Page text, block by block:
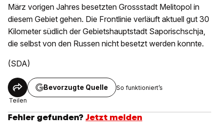
März vorigen Jahres besetzten Grossstadt Melitopol in
diesem Gebiet gehen. Die Frontlinie verläuft aktuell gut 30
Kilometer südlich der Gebietshauptstadt Saporischschja,
die selbst von den Russen nicht besetzt werden konnte.
(SDA)
Teilen
Bevorzugte Quelle So funktioniert’s
Fehler gefunden? Jetzt melden